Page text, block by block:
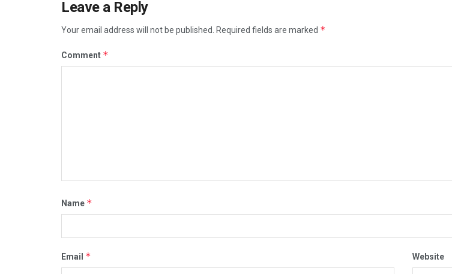
Leave a Reply
Your email address will not be published. Required fields are marked *
Comment *
Name *
Email * Website